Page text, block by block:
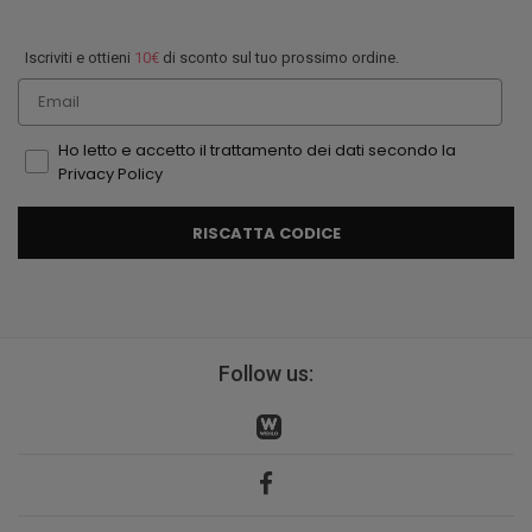
Iscriviti e ottieni 10€ di sconto sul tuo prossimo ordine.
Email
Ho letto e accetto il trattamento dei dati secondo la
Privacy Policy
RISCATTA CODICE
Follow us: